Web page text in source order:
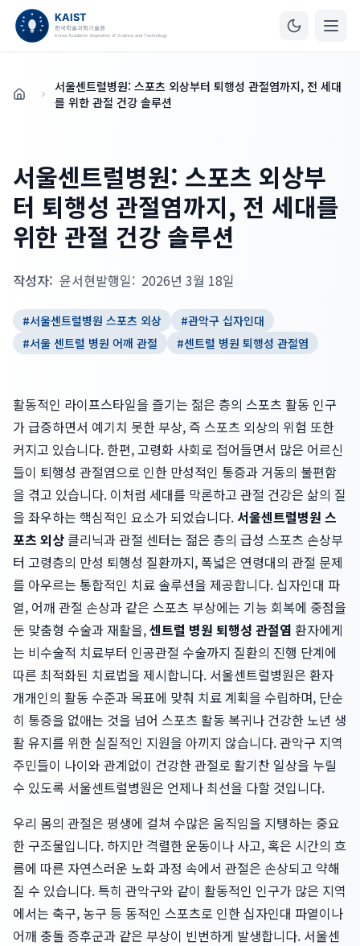
홈
서울센트럴병원: 스포츠 외상부터 퇴행성 관절염까지, 전 세대
를 위한 관절 건강 솔루션
서울센트럴병원: 스포츠 외상부
터 퇴행성 관절염까지, 전 세대를
위한 관절 건강 솔루션
작성자: 윤서현발행일: 2026년 3월 18일
#서울센트럴병원 스포츠 외상 #관악구 십자인대
#서울 센트럴 병원 어깨 관절 #센트럴 병원 퇴행성 관절염
활동적인 라이프스타일을 즐기는 젊은 층의 스포츠 활동 인구
가 급증하면서 예기치 못한 부상, 즉 스포츠 외상의 위험 또한
커지고 있습니다. 한편, 고령화 사회로 접어들면서 많은 어르신
들이 퇴행성 관절염으로 인한 만성적인 통증과 거동의 불편함
을 겪고 있습니다. 이처럼 세대를 막론하고 관절 건강은 삶의 질
을 좌우하는 핵심적인 요소가 되었습니다. 서울센트럴병원 스
포츠 외상 클리닉과 관절 센터는 젊은 층의 급성 스포츠 손상부
터 고령층의 만성 퇴행성 질환까지, 폭넓은 연령대의 관절 문제
를 아우르는 통합적인 치료 솔루션을 제공합니다. 십자인대 파
열, 어깨 관절 손상과 같은 스포츠 부상에는 기능 회복에 중점을
둔 맞춤형 수술과 재활을,센트럴 병원 퇴행성 관절염 환자에게
는 비수술적 치료부터 인공관절 수술까지 질환의 진행 단계에
따른 최적화된 치료법을 제시합니다. 서울센트럴병원은 환자
개개인의 활동 수준과 목표에 맞춰 치료 계획을 수립하며, 단순
히 통증을 없애는 것을 넘어 스포츠 활동 복귀나 건강한 노년 생
활 유지를 위한 실질적인 지원을 아끼지 않습니다. 관악구 지역
주민들이 나이와 관계없이 건강한 관절로 활기찬 일상을 누릴
수 있도록 서울센트럴병원은 언제나 최선을 다할 것입니다.
우리 몸의 관절은 평생에 걸쳐 수많은 움직임을 지탱하는 중요
한 구조물입니다. 하지만 격렬한 운동이나 사고, 혹은 시간의 흐
름에 따른 자연스러운 노화 과정 속에서 관절은 손상되고 약해
질 수 있습니다. 특히 관악구와 같이 활동적인 인구가 많은 지역
에서는 축구, 농구 등 동적인 스포츠로 인한 십자인대 파열이나
어깨 충돌 증후군과 같은 부상이 빈번하게 발생합니다. 서울센